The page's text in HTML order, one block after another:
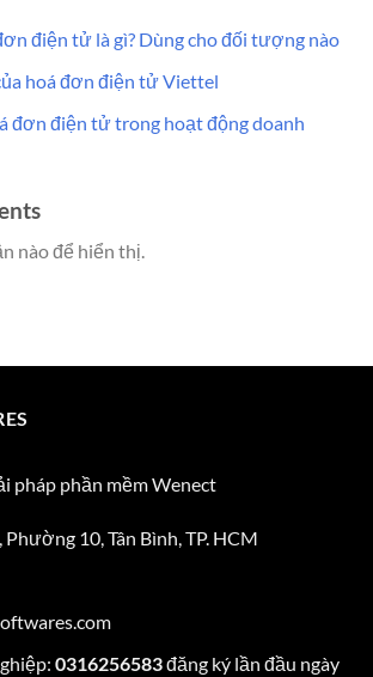
điện tử là gì? Dùng cho đối tượng nào
hoá đơn điện tử Viettel
đơn điện tử trong hoạt động doanh
nào để hiển thị.
pháp phần mềm Wenect
10, Tân Bình, TP. HCM
0316256583đăng ký lần đầu ngày